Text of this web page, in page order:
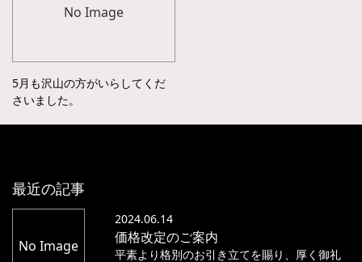
No Image
5月も沢山の方がいらしてくだ
さいました。
最近の記事
No Image
2024.06.14
価格改定のご案内
平素より格別のお引き立てを賜り、厚く御礼